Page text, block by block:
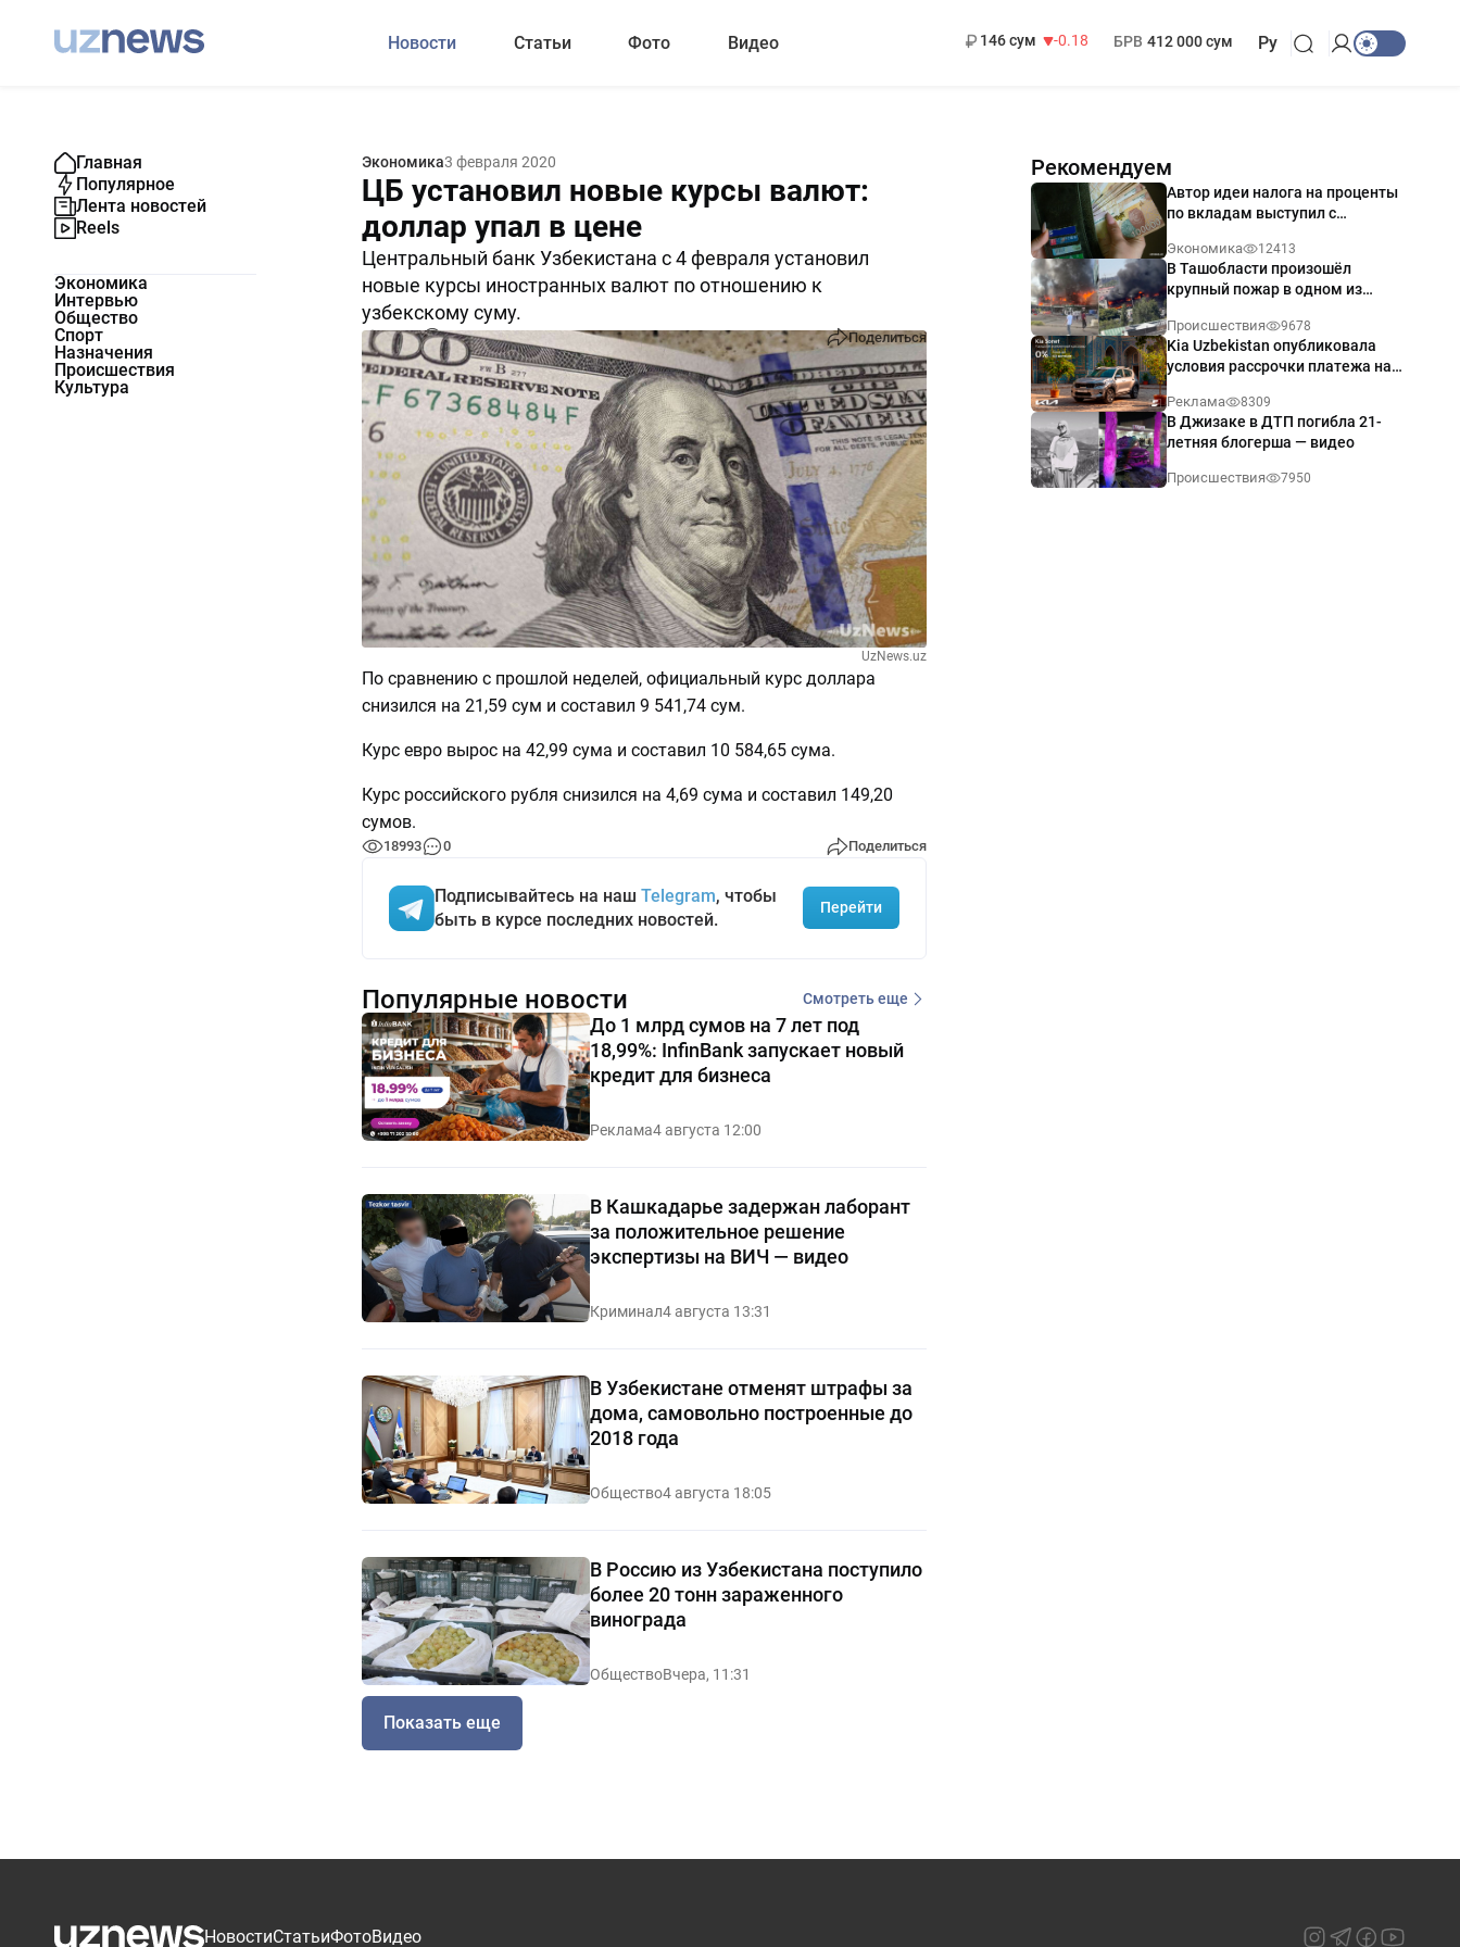
Новости Статьи Фото Видео
146 сум
-0.18
БРВ 412 000 сум Ру
Главная
Популярное
Лента новостей
Reels
Экономика
Интервью
Общество
Спорт
Назначения
Происшествия
Культура
Экономика3 февраля 2020
ЦБ установил новые курсы валют:
доллар упал в цене
Центральный банк Узбекистана с 4 февраля установил
новые курсы иностранных валют по отношению к
узбекскому суму.
18993 0 Поделиться
UzNews.uz
По сравнению с прошлой неделей, официальный курс доллара
снизился на 21,59 сум и составил 9 541,74 сум.
Курс евро вырос на 42,99 сума и составил 10 584,65 сума.
Курс российского рубля снизился на 4,69 сума и составил 149,20
сумов.
18993 0 Поделиться
Подписывайтесь на наш Telegram, чтобы
быть в курсе последних новостей.
Перейти
Рекомендуем
Автор идеи налога на проценты
по вкладам выступил с
Экономика 12413
В Ташобласти произошёл
крупный пожар в одном из
Происшествия 9678
Kia Uzbekistan опубликовала
условия рассрочки платежа на
годовых
Реклама 8309
В Джизаке в ДТП погибла 21-
летняя блогерша — видео
Происшествия 7950
Популярные новости Смотреть еще
До 1 млрд сумов на 7 лет под
18,99%: InfinBank запускает новый
кредит для бизнеса
Реклама4 августа 12:00
В Кашкадарье задержан лаборант
за положительное решение
экспертизы на ВИЧ — видео
Криминал4 августа 13:31
В Узбекистане отменят штрафы за
дома, самовольно построенные до
2018 года
Общество4 августа 18:05
В Россию из Узбекистана поступило
более 20 тонн зараженного
винограда
ОбществоВчера, 11:31
Показать еще
НовостиСтатьиФотоВидео